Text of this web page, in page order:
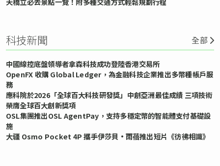
科技新聞 全部
中國線控底盤領導者拿森科技成功登陸香港交易所
OpenFX 收購 Global Ledger，為金融科技企業推出多幣種帳戶服
務
應科院於2026「全球百大科技研發獎」中創亞洲最佳成績 三項技術
榮膺全球百大創新獎項
OSL集團推出OSL AgentPay，支持多穩定幣的智能體支付基礎設
施
大疆 Osmo Pocket 4P 攜手伊莎貝•雨蓓推出短片《彷彿相識》